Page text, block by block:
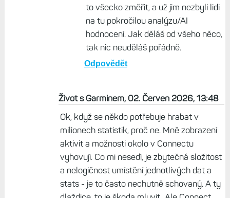
to všecko změřit, a už jim nezbyli lidi
na tu pokročilou analýzu/AI
hodnocení. Jak děláš od všeho něco,
tak nic neuděláš pořádně.
Odpovědět
Život s Garminem, 02. Červen 2026, 13:48
Ok, když se někdo potřebuje hrabat v
milionech statistik, proč ne. Mně zobrazení
aktivit a možnosti okolo v Connectu
vyhovují. Co mi nesedí, je zbytečná složitost
a nelogičnost umístění jednotlivých dat a
stats - je to často nechutně schovaný. A ty